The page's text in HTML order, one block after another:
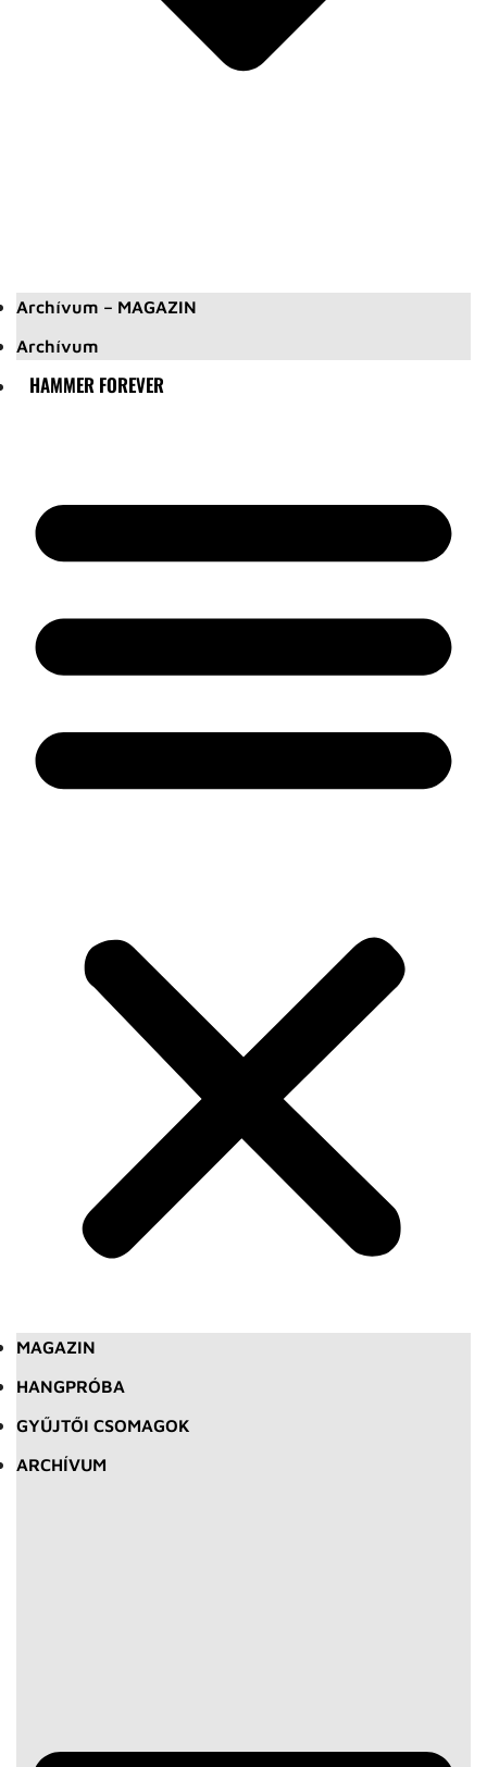
Archívum – MAGAZIN
Archívum
HAMMER FOREVER
MAGAZIN
HANGPRÓBA
GYŰJTŐI CSOMAGOK
ARCHÍVUM